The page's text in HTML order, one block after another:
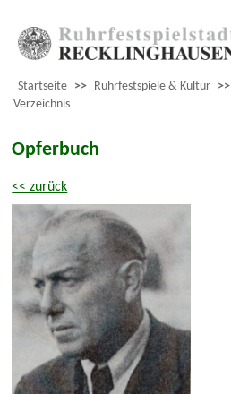
Startseite >> Ruhrfestspiele & Kultur >>
Verzeichnis
Opferbuch
<< zurück